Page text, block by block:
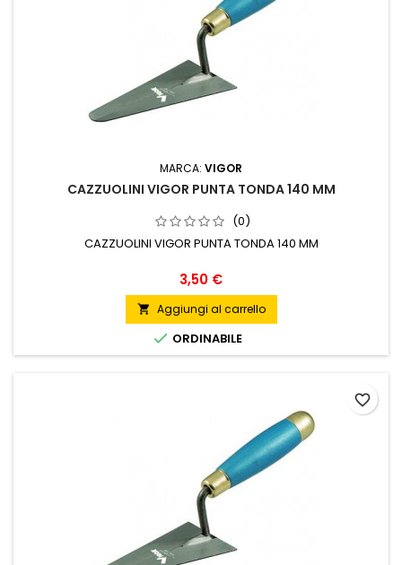
MARCA: VIGOR
CAZZUOLINI VIGOR PUNTA TONDA 140 MM
(0)
CAZZUOLINI VIGOR PUNTA TONDA 140 MM
Prezzo
3,50 €
 Aggiungi al carrello
 ORDINABILE
favorite_border